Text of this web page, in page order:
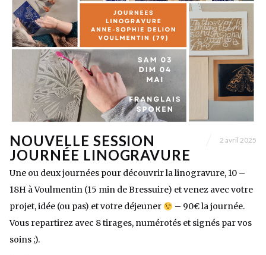
NOUVELLE SESSION
JOURNÉE LINOGRAVURE
2 avril 2025
Une ou deux journées pour découvrir la linogravure, 10 –
18H à Voulmentin (15 min de Bressuire) et venez avec votre
projet, idée (ou pas) et votre déjeuner
– 90€ la journée.
Vous repartirez avec 8 tirages, numérotés et signés par vos
soins ;).